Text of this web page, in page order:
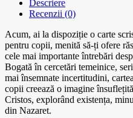
Descriere
Recenzii (0)
Acum, ai la dispoziție o carte
pentru copii, menită să-ți ofere
cele mai importante întrebări
Bogată în cercetări temeinice,
mai însemnate incertitudini,
copii creează o imagine
Cristos, explorând existența,
din Nazaret.